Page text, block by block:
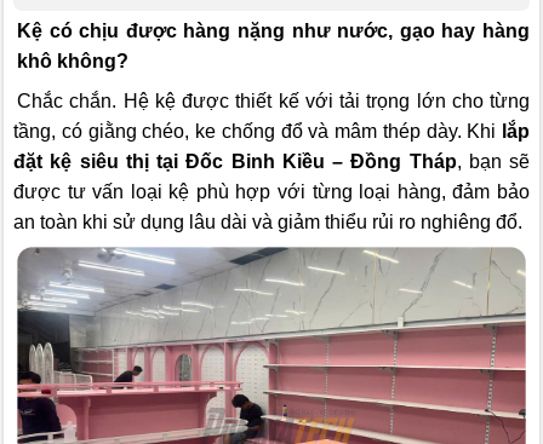
Kệ có chịu được hàng nặng như nước, gạo hay hàng
khô không?
Chắc chắn. Hệ kệ được thiết kế với tải trọng lớn cho từng
tầng, có giằng chéo, ke chống đổ và mâm thép dày. Khi lắp
đặt kệ siêu thị tại Đốc Binh Kiều – Đồng Tháp, bạn sẽ
được tư vấn loại kệ phù hợp với từng loại hàng, đảm bảo
an toàn khi sử dụng lâu dài và giảm thiểu rủi ro nghiêng đổ.